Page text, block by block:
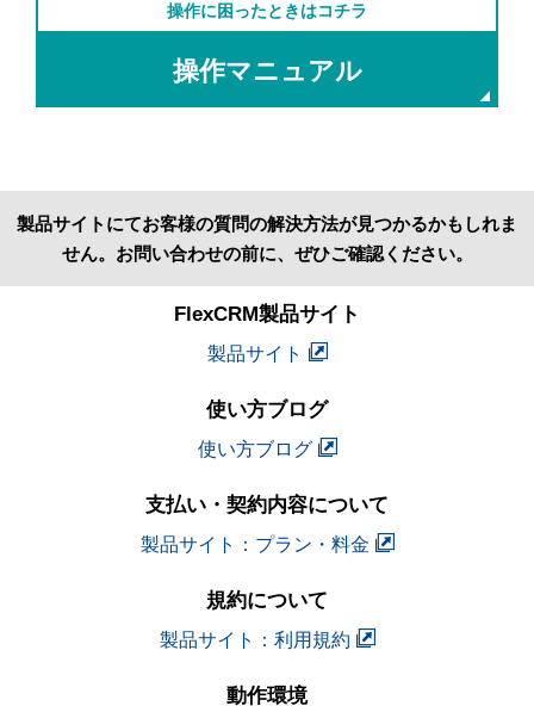
操作に困ったときはコチラ
操作マニュアル
製品サイトにてお客様の質問の解決方法が見つかるかもしれま
せん。お問い合わせの前に、ぜひご確認ください。
FlexCRM製品サイト
製品サイト
使い方ブログ
使い方ブログ
支払い・契約内容について
製品サイト：プラン・料金
規約について
製品サイト：利用規約
動作環境